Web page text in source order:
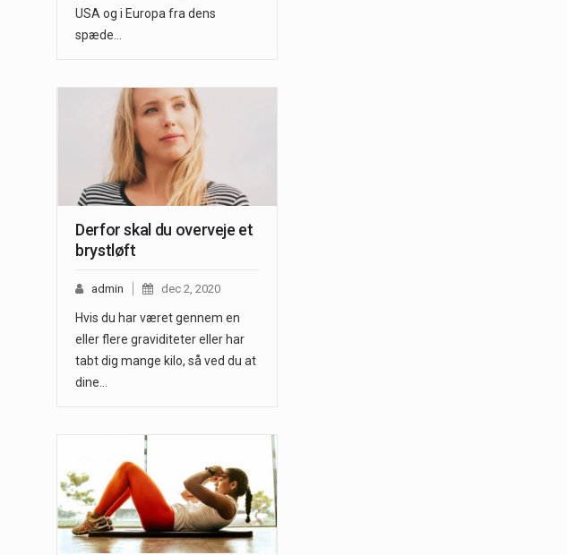
USA og i Europa fra dens
spæde…
Derfor skal du overveje et
brystløft
admin dec 2, 2020
Hvis du har været gennem en
eller flere graviditeter eller har
tabt dig mange kilo, så ved du at
dine…